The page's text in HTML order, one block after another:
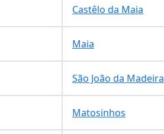
Castêlo da Maia
Maia
São João da Madeira
Matosinhos